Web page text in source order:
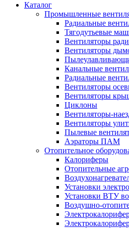
Каталог
Промышленные
Радиальные
Тягодутьевые
Вентиляторы
Вентиляторы
Канальные
Радиальные
Вентиляторы
Вентиляторы
Циклоны
Вентиляторы-
Вентиляторы
Пылевые
Аэраторы ПАМ
Отопительное
Калориферы
Отопительные
Установки
Установки ВТУ
Воздушно-